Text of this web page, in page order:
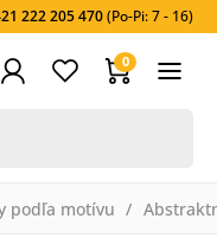
222 205 470(Po-Pi: 7 - 16)
0
podľa motívu